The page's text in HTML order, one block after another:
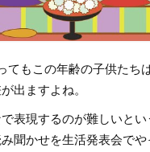
てもこの年齢の子供たち
出ますよね。
表現するのが難しいと
聞かせを生活発表会で